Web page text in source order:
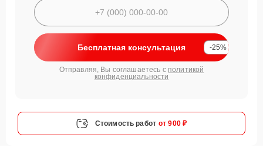
Бесплатная консультация -25%
Отправляя, Вы соглашаетесь с политикой
конфиденциальности
Стоимость работ от 900 ₽